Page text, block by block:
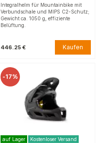
Integralhelm für Mountainbike mit
Verbundschale und MIPS C2-Schutz;
Gewicht ca. 1050 g, effiziente
Belüftung.
446.25 € Kaufen
-17%
auf Lager Kostenloser Versand